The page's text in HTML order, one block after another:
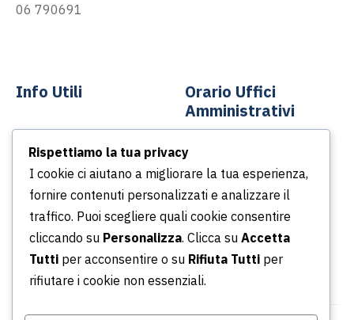
06 790691
Info Utili
News
Podcast
Portale della Trasparenza
Whistleblowing
Orario Uffici
Amministrativi
Dal lunedì al venerdì
Dalle ore 8.30 alle ore
13.30
Dalle ore 14.30 alle ore
16.30
Rispettiamo la tua privacy
I cookie ci aiutano a migliorare la tua esperienza,
fornire contenuti personalizzati e analizzare il
traffico. Puoi scegliere quali cookie consentire
cliccando su Personalizza. Clicca su Accetta
Tutti per acconsentire o su Rifiuta Tutti per
rifiutare i cookie non essenziali.